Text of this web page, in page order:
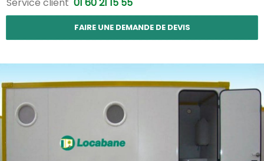
Service client 01 60 21 15 55
FAIRE UNE DEMANDE DE DEVIS